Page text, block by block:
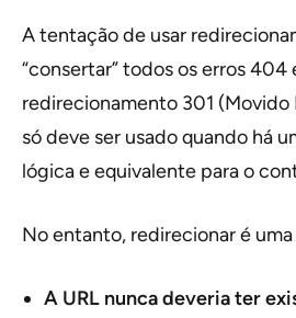
A tentação de usar
“consertar” todos os erros 404
redirecionamento 301
só deve ser usado quando há
lógica e equivalente para o
No entanto, redirecionar é
A URL nunca deveria ter